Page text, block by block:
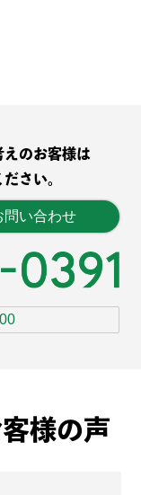
のお客様は
さい。
問い合わせ
様の声